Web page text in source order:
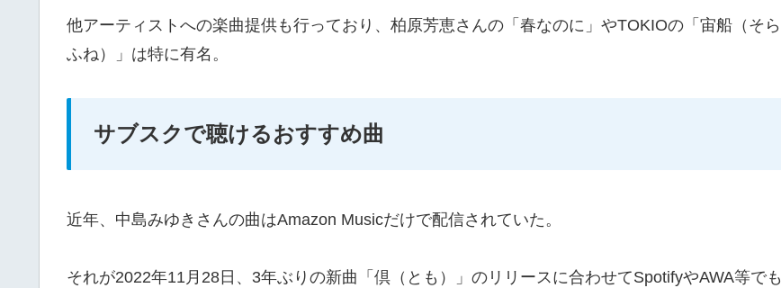
他アーティストへの楽曲提供も行っており、柏原芳恵さんの「春なのに」やTOKIOの「宙船（そら
ふね）」は特に有名。
サブスクで聴けるおすすめ曲
近年、中島みゆきさんの曲はAmazon Musicだけで配信されていた。
それが2022年11月28日、3年ぶりの新曲「倶（とも）」のリリースに合わせてSpotifyやAWA等でも